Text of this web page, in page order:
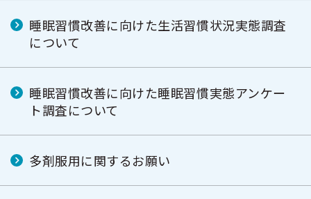
睡眠習慣改善に向けた生活習慣状況実態調査
について
睡眠習慣改善に向けた睡眠習慣実態アンケー
ト調査について
多剤服用に関するお願い